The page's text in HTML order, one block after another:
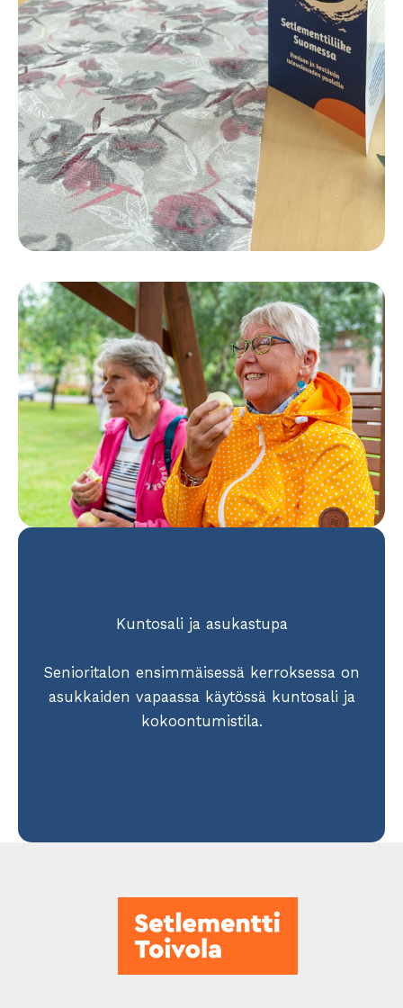
Kuntosali ja asukastupa
Senioritalon ensimmäisessä kerroksessa on
asukkaiden vapaassa käytössä kuntosali ja
kokoontumistila.